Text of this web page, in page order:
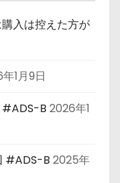
入は控えた方が
1月9日
#ADS-B 2026年1
#ADS-B 2025年